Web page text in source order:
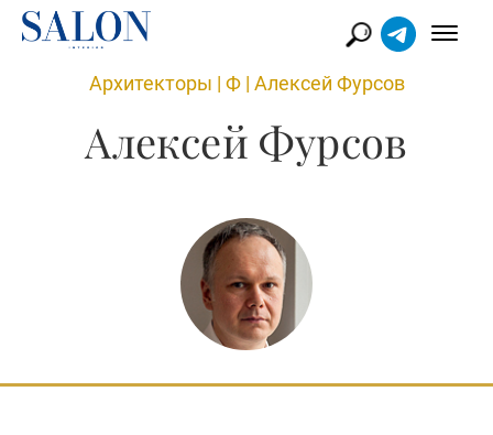
Архитекторы | Ф | Алексей Фурсов
Алексей Фурсов